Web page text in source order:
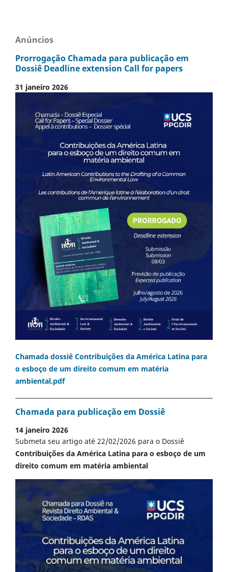
Anúncios
Prorrogação Chamada para publicação em
Dossiê Deadline extension Call for papers
31 janeiro 2026
Chamada dossiê Contribuições da América Latina para
o esboço de um direito comum em matéria
ambiental.pdf
Chamada para publicação em Dossiê
14 janeiro 2026
Submeta seu artigo até 22/02/2026 para o Dossiê
Contribuições da América Latina para o esboço de um
direito comum em matéria ambiental